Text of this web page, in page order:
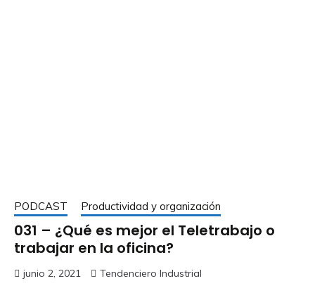
PODCAST Productividad y organización
031 – ¿Qué es mejor el Teletrabajo o
trabajar en la oficina?
junio 2, 2021 Tendenciero Industrial